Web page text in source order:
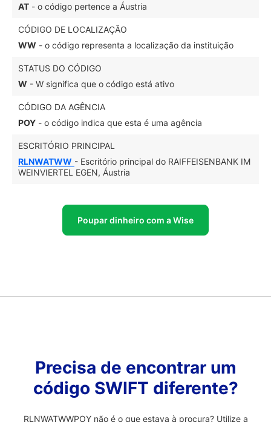
AT - o código pertence a Áustria
CÓDIGO DE LOCALIZAÇÃO
WW - o código representa a localização da instituição
STATUS DO CÓDIGO
W - W significa que o código está ativo
CÓDIGO DA AGÊNCIA
POY - o código indica que esta é uma agência
ESCRITÓRIO PRINCIPAL
RLNWATWW - Escritório principal do RAIFFEISENBANK IM
WEINVIERTEL EGEN, Áustria
Poupar dinheiro com a Wise
Precisa de encontrar um
código SWIFT diferente?
RLNWATWWPOY não é o que estava à procura? Utilize a